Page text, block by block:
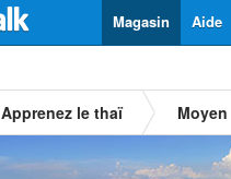
Aide
Magasin
Apprenez le thaï Moyen